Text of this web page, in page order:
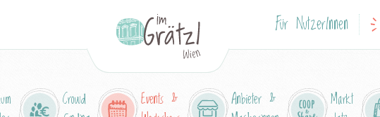
Für NutzerInnen
Crowd
Events &
Anbieter &
Markt